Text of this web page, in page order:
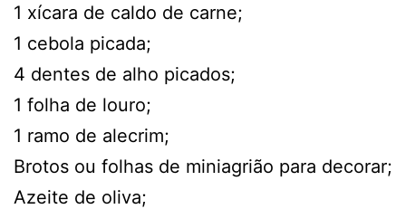
1 xícara de caldo de carne;
1 cebola picada;
4 dentes de alho picados;
1 folha de louro;
1 ramo de alecrim;
Brotos ou folhas de miniagrião para decorar;
Azeite de oliva;